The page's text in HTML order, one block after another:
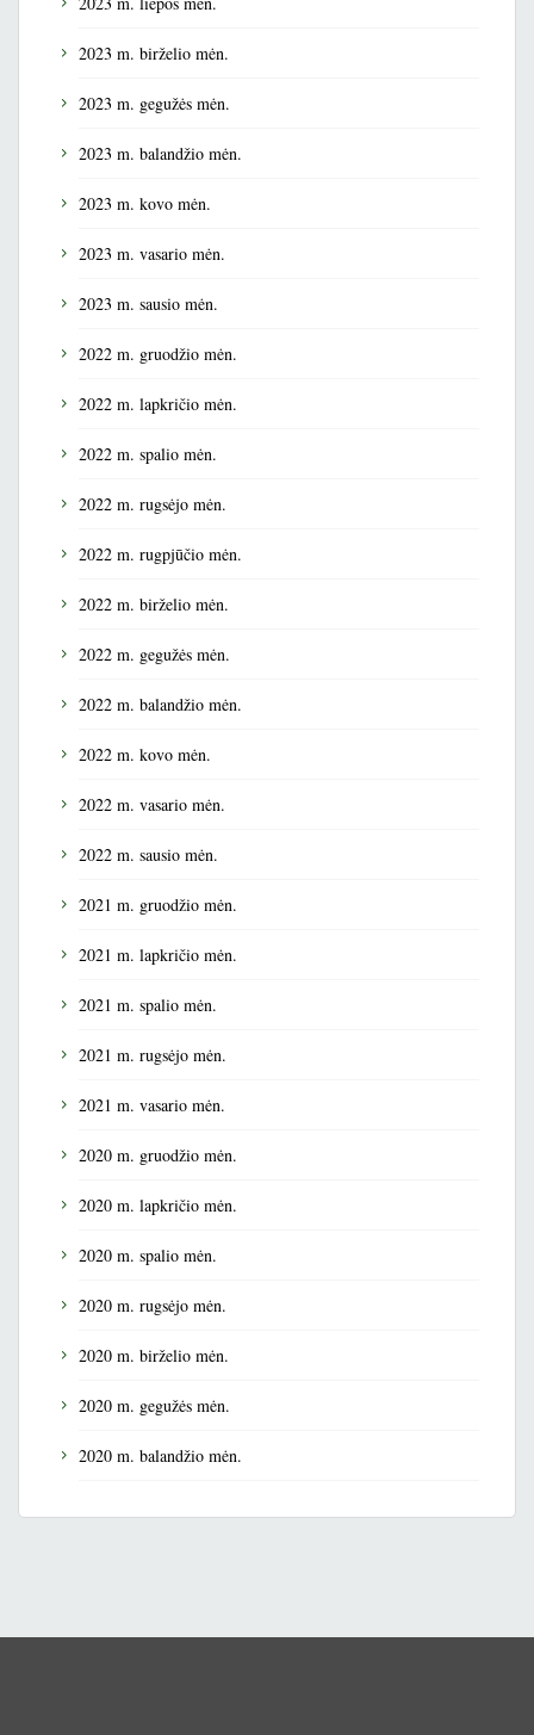
2023 m. birželio mėn.
2023 m. gegužės mėn.
2023 m. balandžio mėn.
2023 m. kovo mėn.
2023 m. vasario mėn.
2023 m. sausio mėn.
2022 m. gruodžio mėn.
2022 m. lapkričio mėn.
2022 m. spalio mėn.
2022 m. rugsėjo mėn.
2022 m. rugpjūčio mėn.
2022 m. birželio mėn.
2022 m. gegužės mėn.
2022 m. balandžio mėn.
2022 m. kovo mėn.
2022 m. vasario mėn.
2022 m. sausio mėn.
2021 m. gruodžio mėn.
2021 m. lapkričio mėn.
2021 m. spalio mėn.
2021 m. rugsėjo mėn.
2021 m. vasario mėn.
2020 m. gruodžio mėn.
2020 m. lapkričio mėn.
2020 m. spalio mėn.
2020 m. rugsėjo mėn.
2020 m. birželio mėn.
2020 m. gegužės mėn.
2020 m. balandžio mėn.